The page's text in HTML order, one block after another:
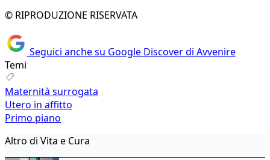
© RIPRODUZIONE RISERVATA
Seguici anche su Google Discover di Avvenire
Temi
Maternità surrogata
Utero in affitto
Primo piano
Altro di Vita e Cura